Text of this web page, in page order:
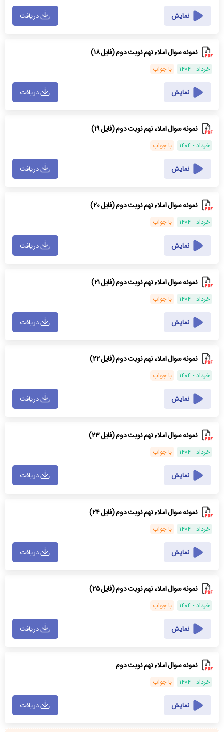
نمایش دریافت
نمونه سوال املاء نهم نوبت دوم (فایل ۱۸)
خرداد - ۱۴۰۴ با جواب
نمایش دریافت
نمونه سوال املاء نهم نوبت دوم (فایل ۱۹)
خرداد - ۱۴۰۴ با جواب
نمایش دریافت
نمونه سوال املاء نهم نوبت دوم (فایل ۲۰)
خرداد - ۱۴۰۴ با جواب
نمایش دریافت
نمونه سوال املاء نهم نوبت دوم (فایل ۲۱)
خرداد - ۱۴۰۴ با جواب
نمایش دریافت
نمونه سوال املاء نهم نوبت دوم (فایل ۲۲)
خرداد - ۱۴۰۴ با جواب
نمایش دریافت
نمونه سوال املاء نهم نوبت دوم (فایل ۲۳)
خرداد - ۱۴۰۴ با جواب
نمایش دریافت
نمونه سوال املاء نهم نوبت دوم (فایل ۲۴)
خرداد - ۱۴۰۴ با جواب
نمایش دریافت
نمونه سوال املاء نهم نوبت دوم (فایل ۲۵)
خرداد - ۱۴۰۴ با جواب
نمایش دریافت
نمونه سوال املاء نهم نوبت دوم
خرداد - ۱۴۰۴ با جواب
نمایش دریافت